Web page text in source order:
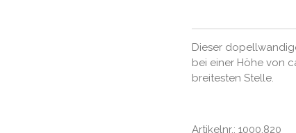
Dieser
bei einer Höhe von
breitesten Stelle.
Artikelnr.: 1000.820